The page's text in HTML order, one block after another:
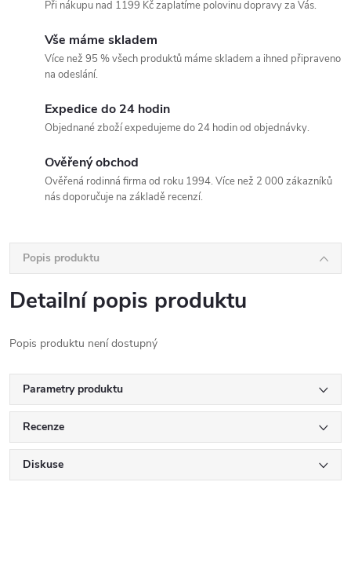
Při nákupu nad 1199 Kč zaplatíme polovinu dopravy za Vás.
Vše máme skladem
Více než 95 % všech produktů máme skladem a ihned připraveno
na odeslání.
Expedice do 24 hodin
Objednané zboží expedujeme do 24 hodin od objednávky.
Ověřený obchod
Ověřená rodinná firma od roku 1994. Více než 2 000 zákazníků
nás doporučuje na základě recenzí.
Popis produktu
Detailní popis produktu
Popis produktu není dostupný
Parametry produktu
Recenze
Diskuse